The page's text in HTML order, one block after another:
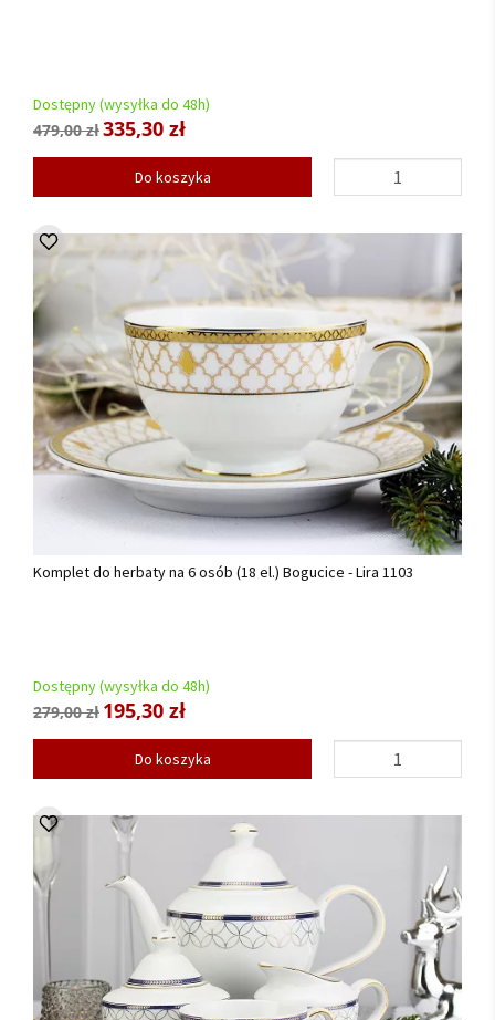
Dostępny (wysyłka do 48h)
479,00 zł335,30 zł
Do koszyka
Komplet do herbaty na 6 osób (18 el.) Bogucice - Lira 1103
Dostępny (wysyłka do 48h)
279,00 zł 195,30 zł
Do koszyka